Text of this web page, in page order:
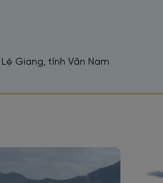
Giang, tỉnh Vân Nam